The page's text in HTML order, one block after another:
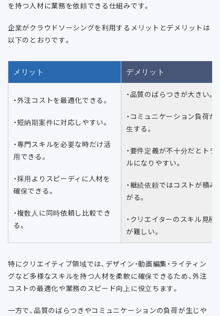
を持つ人材に業務を依頼できる仕組みです。
企業がクラウドソーシングを利用するメリットとデメリットは
以下のとおりです。
メリット デメリット
・外注コストを最適化できる。
・短納期案件に対応しやすい。
・専門スキルを必要な時だけ活
用できる。
・採用よりスピーディに人材を
確保できる。
・複数人に同時依頼し比較でき
る。
・品質のばらつきが大きい。
・コミュニケーション負荷が
生する。
・要件定義が不十分だとトラ
ルになりやすい。
・継続依頼ではコストが積み
がる。
・クリエイターのスキル見極
が難しい。
特にクリエイティブ領域では、デザイン・動画編集・ライティン
グなど多様なスキルを持つ人材を柔軟に確保できるため、外注
コストの最適化や業務のスピード向上に役立ちます。
一方で、品質のばらつきやコミュニケーションの負荷が生じや